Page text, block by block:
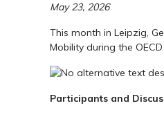
May 23, 2026
This month in Leipzig,
Mobility during the
Participants and